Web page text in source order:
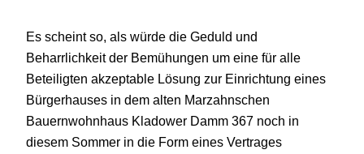
Es scheint so, als würde die Geduld und
Beharrlichkeit der Bemühungen um eine für alle
Beteiligten akzeptable Lösung zur Einrichtung eines
Bürgerhauses in dem alten Marzahnschen
Bauernwohnhaus Kladower Damm 367 noch in
diesem Sommer in die Form eines Vertrages